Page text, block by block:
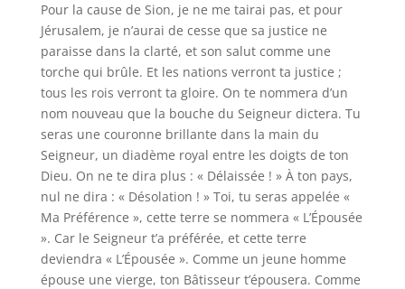
Pour la cause de Sion, je ne me tairai pas, et pour
Jérusalem, je n’aurai de cesse que sa justice ne
paraisse dans la clarté, et son salut comme une
torche qui brûle. Et les nations verront ta justice ;
tous les rois verront ta gloire. On te nommera d’un
nom nouveau que la bouche du Seigneur dictera. Tu
seras une couronne brillante dans la main du
Seigneur, un diadème royal entre les doigts de ton
Dieu. On ne te dira plus : « Délaissée ! » À ton pays,
nul ne dira : « Désolation ! » Toi, tu seras appelée «
Ma Préférence », cette terre se nommera « L’Épousée
». Car le Seigneur t’a préférée, et cette terre
deviendra « L’Épousée ». Comme un jeune homme
épouse une vierge, ton Bâtisseur t’épousera. Comme